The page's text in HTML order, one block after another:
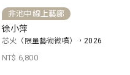
非池中線上藝廊
徐小萍
芯火（限量藝術微噴），2026
NT$ 6,800